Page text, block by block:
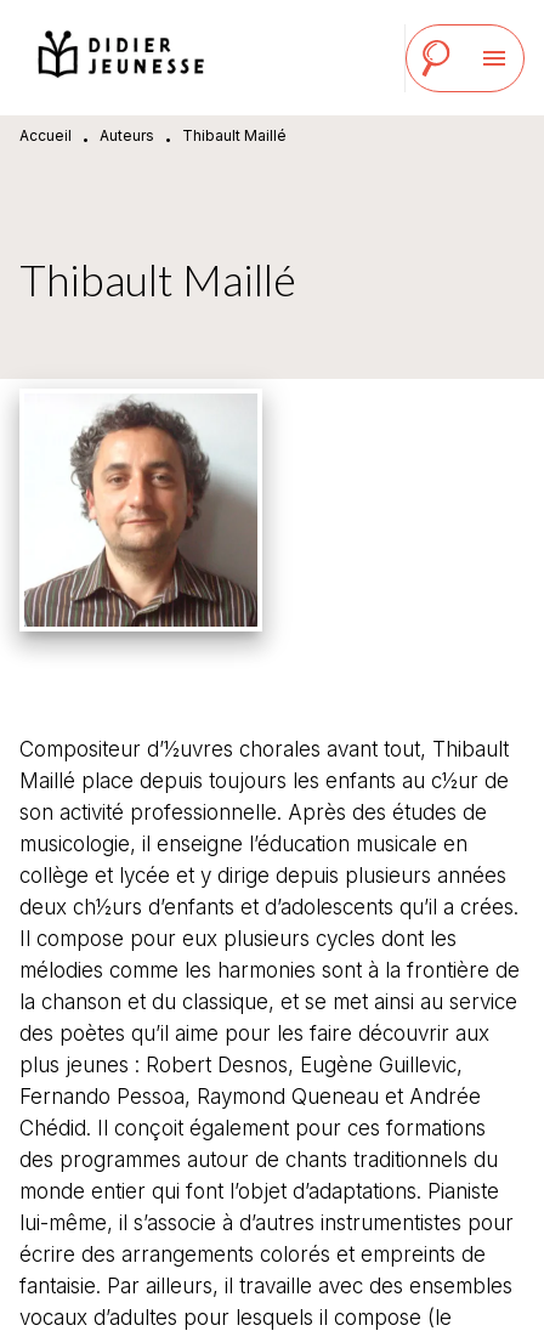
MENU RECHERCHE
PIED DE PAGE
menu
Accueil • Auteurs • Thibault Maillé
Thibault Maillé
Compositeur d’½uvres chorales avant tout, Thibault
Maillé place depuis toujours les enfants au c½ur de
son activité professionnelle. Après des études de
musicologie, il enseigne l’éducation musicale en
collège et lycée et y dirige depuis plusieurs années
deux ch½urs d’enfants et d’adolescents qu’il a crées.
Il compose pour eux plusieurs cycles dont les
mélodies comme les harmonies sont à la frontière de
la chanson et du classique, et se met ainsi au service
des poètes qu’il aime pour les faire découvrir aux
plus jeunes : Robert Desnos, Eugène Guillevic,
Fernando Pessoa, Raymond Queneau et Andrée
Chédid. Il conçoit également pour ces formations
des programmes autour de chants traditionnels du
monde entier qui font l’objet d’adaptations. Pianiste
lui-même, il s’associe à d’autres instrumentistes pour
écrire des arrangements colorés et empreints de
fantaisie. Par ailleurs, il travaille avec des ensembles
vocaux d’adultes pour lesquels il compose (le